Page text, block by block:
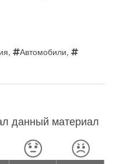
, Автомобили,
данный материал